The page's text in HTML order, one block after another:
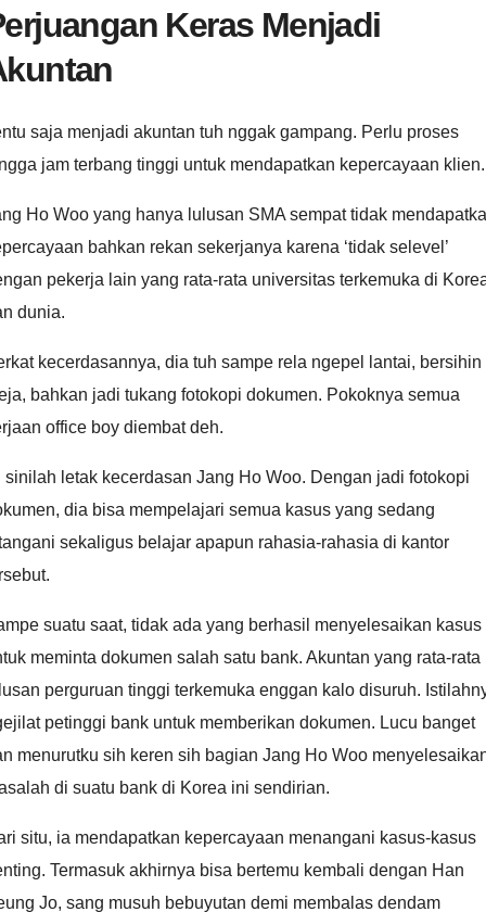
Keras Menjadi
saja menjadi akuntan tuh nggak gampang. Perlu proses
jam terbang tinggi untuk mendapatkan kepercayaan klien.
Ho Woo yang hanya lulusan SMA sempat tidak
bahkan rekan sekerjanya karena ‘tidak selevel’
pekerja lain yang rata-rata universitas terkemuka di
dunia.
kecerdasannya, dia tuh sampe rela ngepel lantai, bersihin
bahkan jadi tukang fotokopi dokumen. Pokoknya semua
office boy diembat deh.
sinilah letak kecerdasan Jang Ho Woo. Dengan jadi fotokopi
dia bisa mempelajari semua kasus yang sedang
sekaligus belajar apapun rahasia-rahasia di kantor
suatu saat, tidak ada yang berhasil menyelesaikan kasus
meminta dokumen salah satu bank. Akuntan yang rata-rata
perguruan tinggi terkemuka enggan kalo disuruh.
petinggi bank untuk memberikan dokumen. Lucu banget
menurutku sih keren sih bagian Jang Ho Woo
di suatu bank di Korea ini sendirian.
situ, ia mendapatkan kepercayaan menangani kasus-kasus
Termasuk akhirnya bisa bertemu kembali dengan Han
Jo, sang musuh bebuyutan demi membalas dendam